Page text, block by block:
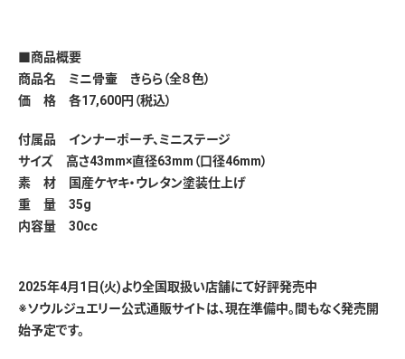
■商品概要
商品名 ミニ骨壷 きらら（全８色）
価 格 各17,600円（税込）
付属品 インナーポーチ、ミニステージ
サイズ 高さ43mm×直径63mm（口径46mm）
素 材 国産ケヤキ・ウレタン塗装仕上げ
重 量 35g
内容量 30cc
2025年4月1日(火)より全国取扱い店舗にて好評発売中
※ソウルジュエリー公式通販サイトは、現在準備中。間もなく発売開
始予定です。